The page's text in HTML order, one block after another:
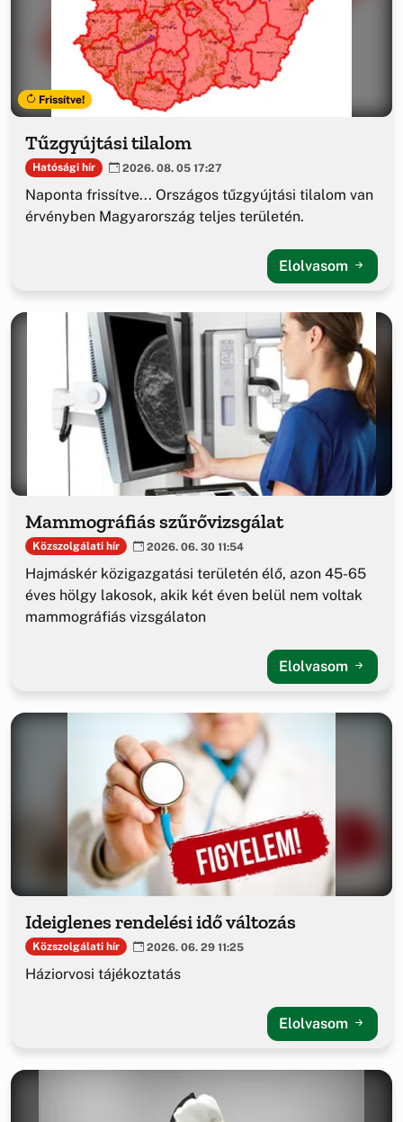
Frissítve!
Tűzgyújtási tilalom
Hatósági hír 2026. 08. 05 17:27
Naponta frissítve... Országos tűzgyújtási tilalom van
érvényben Magyarország teljes területén.
Elolvasom
Mammográfiás szűrővizsgálat
Közszolgálati hír 2026. 06. 30 11:54
Hajmáskér közigazgatási területén élő, azon 45-65
éves hölgy lakosok, akik két éven belül nem voltak
mammográfiás vizsgálaton
Elolvasom
Ideiglenes rendelési idő változás
Közszolgálati hír 2026. 06. 29 11:25
Háziorvosi tájékoztatás
Elolvasom